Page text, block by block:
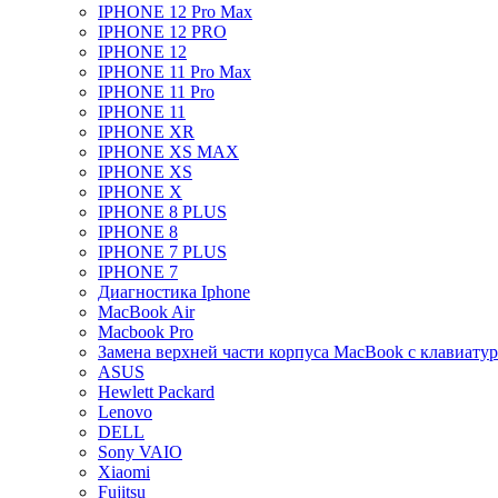
IPHONE 12 Pro Max
IPHONE 12 PRO
IPHONE 12
IPHONE 11 Pro Max
IPHONE 11 Pro
IPHONE 11
IPHONE XR
IPHONE XS MAX
IPHONE XS
IPHONE X
IPHONE 8 PLUS
IPHONE 8
IPHONE 7 PLUS
IPHONE 7
Диагностика Iphone
MacBook Air
Macbook Pro
Замена верхней части корпуса MacBook с
ASUS
Hewlett Packard
Lenovo
DELL
Sony VAIO
Xiaomi
Fujitsu